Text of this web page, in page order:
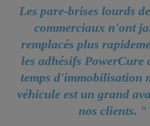
Les pare-brises lourds
commerciaux n'ont
remplacés plus
les adhésifs PowerCure
temps d'immobilisation
véhicule est un grand
nos clients. "